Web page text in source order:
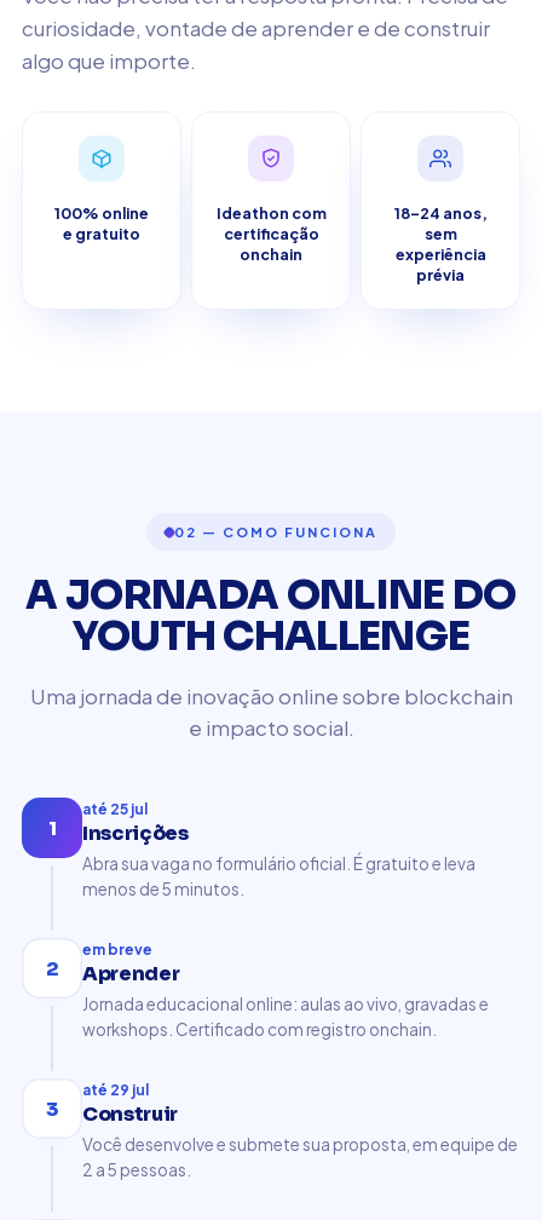
curiosidade, vontade de aprender e de construir
algo que importe.
100% online
e gratuito
Ideathon com
certificação
onchain
18–24 anos,
sem
experiência
prévia
02 — COMO FUNCIONA
A JORNADA ONLINE DO
YOUTH CHALLENGE
Uma jornada de inovação online sobre blockchain
e impacto social.
1
até 25 jul
Inscrições
Abra sua vaga no formulário oficial. É gratuito e leva
menos de 5 minutos.
2
em breve
Aprender
Jornada educacional online: aulas ao vivo, gravadas e
workshops. Certificado com registro onchain.
3
até 29 jul
Construir
Você desenvolve e submete sua proposta, em equipe de
2 a 5 pessoas.